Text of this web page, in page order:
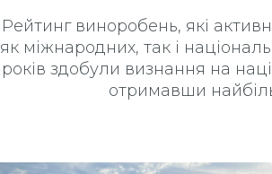
Рейтинг виноробень, які
як міжнародних, так і
років здобули визнання на
отримавши